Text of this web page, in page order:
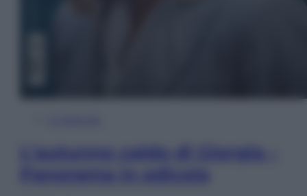
L’autunno caldo di Giorgia –